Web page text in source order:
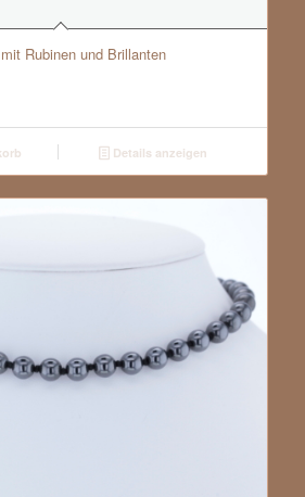
Rubinen und Brillanten
Details anzeigen